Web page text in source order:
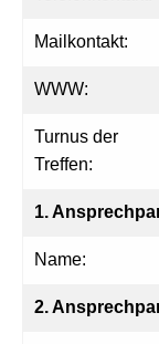
Mailkontakt:
WWW:
Turnus der
Treffen:
1.
Name:
2.